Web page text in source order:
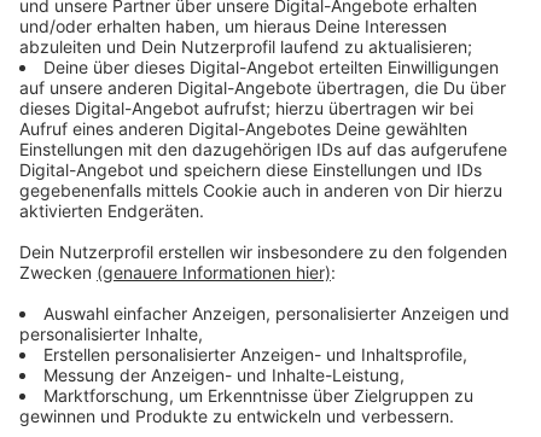
Immer auf dem Laufenden
bleiben!
Verpass' nichts mehr - mit unserem kostenlosen
ANTENNE BAYERN Newsletter. Ob Nachrichten,
Lifestyle oder unsere neuesten Aktionen - wir
informieren dich.
Zum Newsletter anmelden